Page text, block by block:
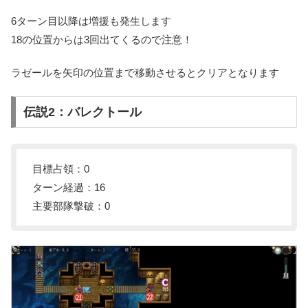
6ターン目以降は増援も発生します
18の位置からは3回出てくるので注意！
ラゼールを矢印の位置まで移動させるとクリアとなります
伝説2：バレクトール
目標占領：0
ターン経過：16
主要部隊撃破：0